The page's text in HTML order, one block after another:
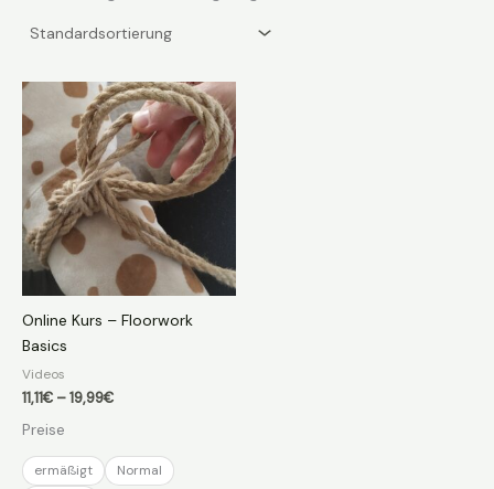
Online Kurs – Floorwork
Basics
Videos
11,11€ –19,99€Preisspanne:
Preise
ermäßigt
Normal